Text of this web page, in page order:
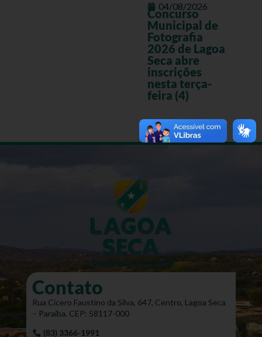
04/08/2026
Concurso
Municipal de
Fotografia
2026 de Lagoa
Seca abre
inscrições
nesta terça-
feira (4)
Contato
Rua Cícero Faustino da Silva, 647, Centro, Lagoa Seca
– Paraíba. CEP: 58117-000
(83) 3366-1991